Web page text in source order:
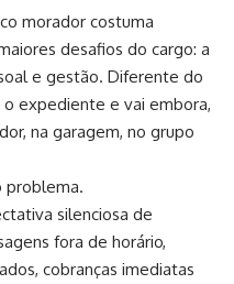
morador costuma
desafios do cargo: a
e gestão. Diferente do
o expediente e vai embora,
na garagem, no grupo
problema.
silenciosa de
fora de horário,
cobranças imediatas